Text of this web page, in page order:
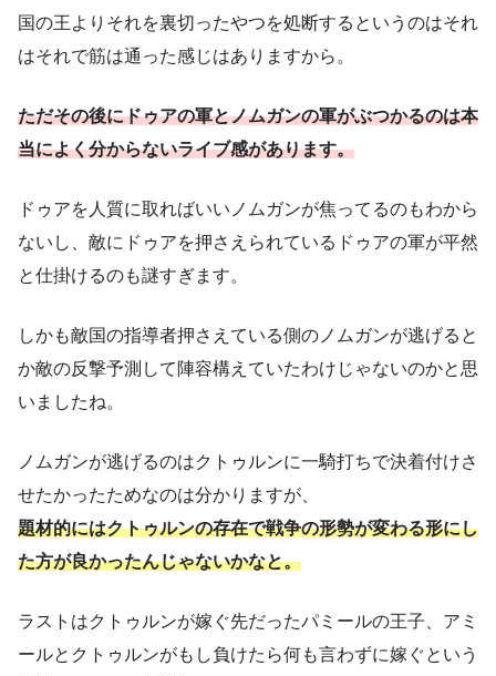
国の王よりそれを裏切ったやつを処断するというのはそれ
はそれで筋は通った感じはありますから。
ただその後にドゥアの軍とノムガンの軍がぶつかるのは本
当によく分からないライブ感があります。
ドゥアを人質に取ればいいノムガンが焦ってるのもわから
ないし、敵にドゥアを押さえられているドゥアの軍が平然
と仕掛けるのも謎すぎます。
しかも敵国の指導者押さえている側のノムガンが逃げると
か敵の反撃予測して陣容構えていたわけじゃないのかと思
いましたね。
ノムガンが逃げるのはクトゥルンに一騎打ちで決着付けさ
せたかったためなのは分かりますが、
題材的にはクトゥルンの存在で戦争の形勢が変わる形にし
た方が良かったんじゃないかなと。
ラストはクトゥルンが嫁ぐ先だったパミールの王子、アミ
ールとクトゥルンがもし負けたら何も言わずに嫁ぐという